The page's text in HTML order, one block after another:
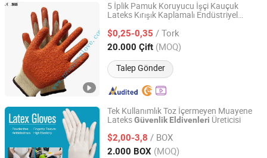
5 İplik Pamuk Koruyucu İşçi Kauçuk
Lateks Kırışık Kaplamalı Endüstriyel
$0,25-0,35 / Tork
20.000 Çift (MOQ)
Talep Gönder
Qingdao Prosper Safety Products Co., Ltd.
Shandong, China Fiyat 2020
Tek Kullanımlık Toz İçermeyen Muayene
LateksGüvenlik Eldivenleri Üreticisi
$2,00-3,8 / BOX
2.000 BOX (MOQ)
DONGGUAN GUSIIE PROTECTIVE PRODUCTS CO., LTD.
Guangdong, China Fiyat 2022